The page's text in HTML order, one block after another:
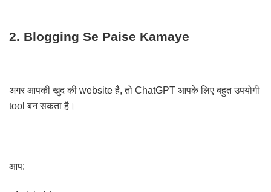
2. Blogging Se Paise Kamaye
अगर आपकी खुद की website है, तो ChatGPT आपके लिए बहुत उपयोगी
tool बन सकता है।
आप: